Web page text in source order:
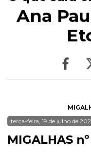
Ana
terça-feira, 19 de julho de
MIGALHAS